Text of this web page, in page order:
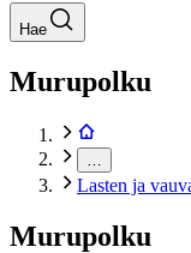
Hae
Murupolku
Lasten ja
Murupolku